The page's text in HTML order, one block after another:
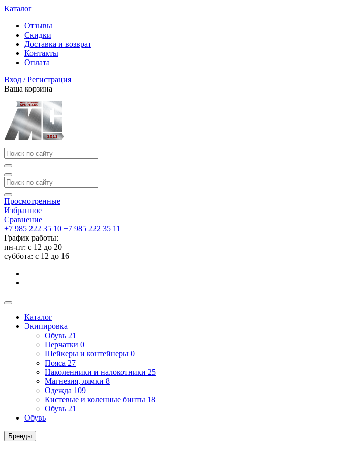
Каталог
Отзывы
Скидки
Доставка и возврат
Контакты
Оплата
Вход / Регистрация
Ваша корзина
Просмотренные
Избранное
Сравнение
+7 985 222 35 10 +7 985 222 35 11
График работы:
пн-пт: с 12 до 20
суббота: c 12 до 16
Каталог
Экипировка
Обувь 21
Перчатки 0
Шейкеры и контейнеры 0
Пояса 27
Наколенники и налокотники 25
Магнезия, лямки 8
Одежда 109
Кистевые и коленные бинты 18
Обувь 21
Обувь
Бренды